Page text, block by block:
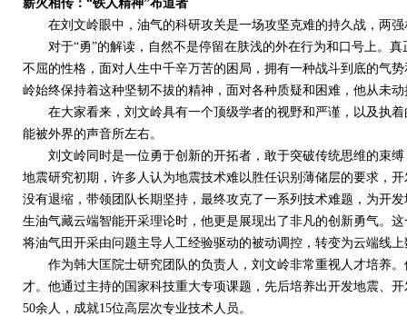
薪火相传：“铁人精神”布道者
在刘文岭眼中，油气的科研攻关是一场攻坚克难的持久战，两强
对于“勇”的解读，自然不是停留在肤浅的外在行为和口号上。真
不屈的性格，面对人生中千辛万苦的困局，拥有一种战斗到底的气
岭始终保持着这种坚韧不拔的精神，面对各种质疑和困难，他从未
在大家看来，刘文岭具有一个顶级学者的视野和严谨，以及执着
能被外界的声音所左右。
刘文岭同时是一位勇于创新的开拓者，敢于突破传统思维的束缚
地震研究初期，许多人认为地震技术难以胜任识别薄储层的要求，
没有退缩，带领团队长期坚持，最终攻克了一系列技术难题，为开
生油气藏云端智能开采理论时，他更是展现出了非凡的创新勇气。
将油气田开采由问题主导人工经验驱动的被动调控，转变为云端线
作为韩大匡院士研究团队的负责人，刘文岭非常重视人才培养。
才。他通过主持的国家科技重大专项课题，先后培养出开发地震、
50余人，成就15位高层次专业技术人员。